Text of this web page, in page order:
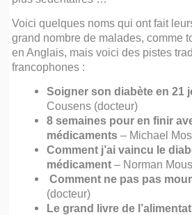
Voici quelques noms qui ont fait
grand nombre de malades, comme
en Anglais, mais voici des pistes
francophones :
Soigner son diabète en 21
Cousens (docteur)
8 semaines pour en finir
médicaments– Michael
Comment j’ai vaincu le
médicament– Norman
Comment ne pas pas
(docteur)
Le grand livre de